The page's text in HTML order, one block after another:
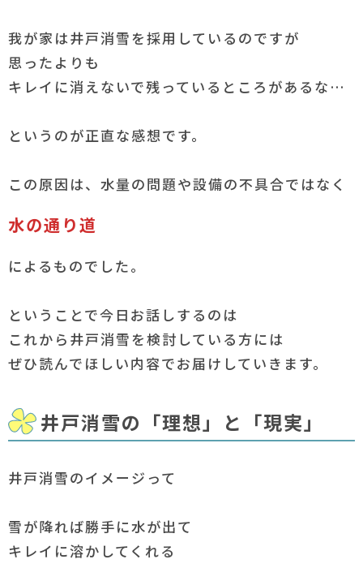
我が家は井戸消雪を採用しているのですが
思ったよりも
キレイに消えないで残っているところがあるな…
というのが正直な感想です。
この原因は、水量の問題や設備の不具合ではなく
水の通り道
によるものでした。
ということで今日お話しするのは
これから井戸消雪を検討している方には
ぜひ読んでほしい内容でお届けしていきます。
井戸消雪の「理想」と「現実」
井戸消雪のイメージって
雪が降れば勝手に水が出て
キレイに溶かしてくれる